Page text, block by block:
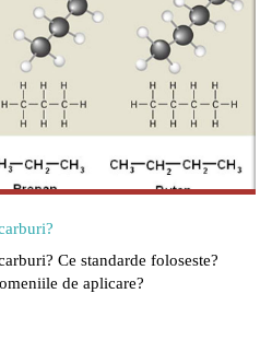
Ce standarde foloseste?
de aplicare?